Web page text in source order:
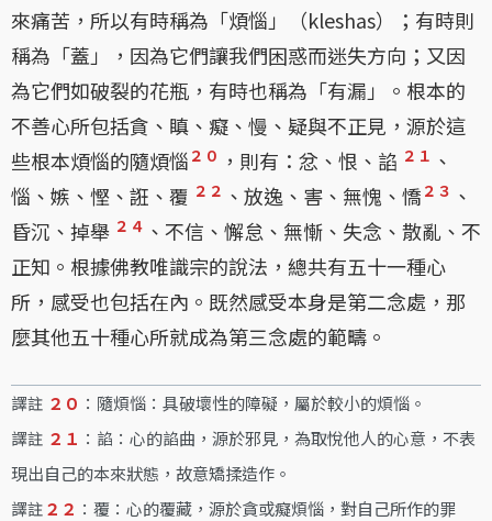
來痛苦，所以有時稱為「煩惱」（kleshas）；有時則
稱為「蓋」，因為它們讓我們困惑而迷失方向；又因
為它們如破裂的花瓶，有時也稱為「有漏」。根本的
不善心所包括貪、瞋、癡、慢、疑與不正見，源於這
些根本煩惱的隨煩惱 ２０ ，則有：忿、恨、諂 ２１ 、
惱、嫉、慳、誑、覆 ２２ 、放逸、害、無愧、憍 ２３ 、
昏沉、掉舉 ２４ 、不信、懈怠、無慚、失念、散亂、不
正知。根據佛教唯識宗的說法，總共有五十一種心
所，感受也包括在內。既然感受本身是第二念處，那
麼其他五十種心所就成為第三念處的範疇。
譯註 ２０ ：隨煩惱：具破壞性的障礙，屬於較小的煩惱。
譯註 ２１ ：諂：心的諂曲，源於邪見，為取悅他人的心意，不表
現出自己的本來狀態，故意矯揉造作。
譯註２２ ：覆：心的覆藏，源於貪或癡煩惱，對自己所作的罪